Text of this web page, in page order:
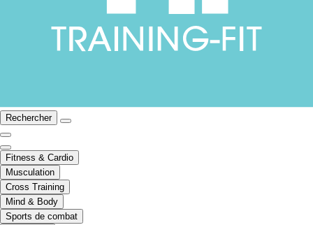
Rechercher
Fitness & Cardio
Musculation
Cross Training
Mind & Body
Sports de combat